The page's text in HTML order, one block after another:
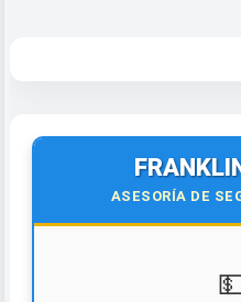
ASESORÍA DE